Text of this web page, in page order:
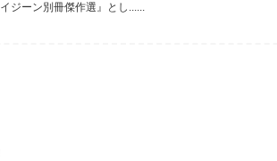
ジーン別冊傑作選』とし......